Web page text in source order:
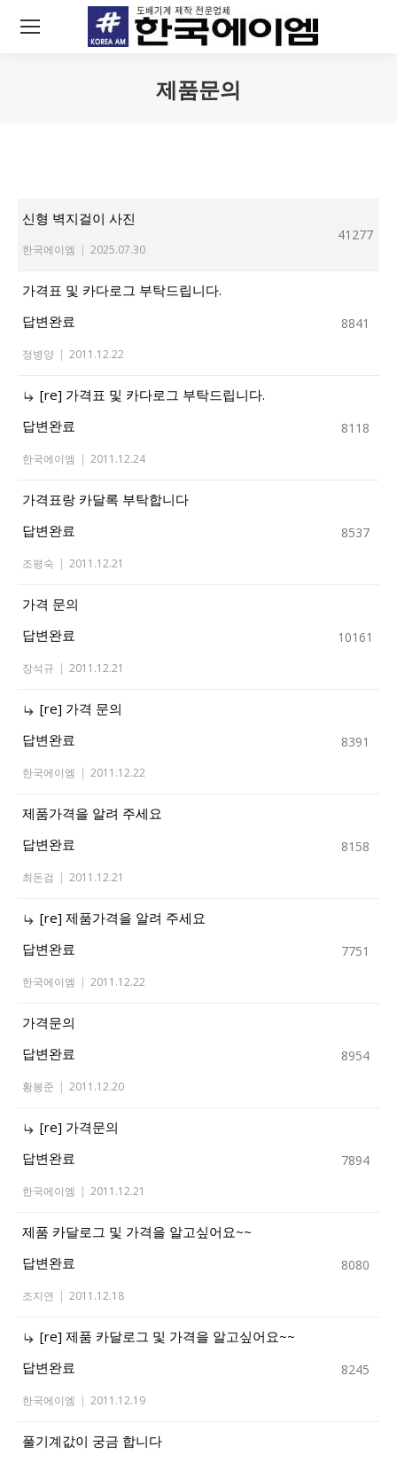
제품문의
신형 벽지걸이 사진
한국에이엠 | 2025.07.30
41277
가격표 및 카다로그 부탁드립니다.
답변완료
정병양 | 2011.12.22
8841
[re] 가격표 및 카다로그 부탁드립니다.
답변완료
한국에이엠 | 2011.12.24
8118
가격표랑 카달록 부탁합니다
답변완료
조평숙 | 2011.12.21
8537
가격 문의
답변완료
장석규 | 2011.12.21
10161
[re] 가격 문의
답변완료
한국에이엠 | 2011.12.22
8391
제품가격을 알려 주세요
답변완료
최돈검 | 2011.12.21
8158
[re] 제품가격을 알려 주세요
답변완료
한국에이엠 | 2011.12.22
7751
가격문의
답변완료
황봉준 | 2011.12.20
8954
[re] 가격문의
답변완료
한국에이엠 | 2011.12.21
7894
제품 카달로그 및 가격을 알고싶어요~~
답변완료
조지연 | 2011.12.18
8080
[re] 제품 카달로그 및 가격을 알고싶어요~~
답변완료
한국에이엠 | 2011.12.19
8245
풀기계값이 궁금 합니다